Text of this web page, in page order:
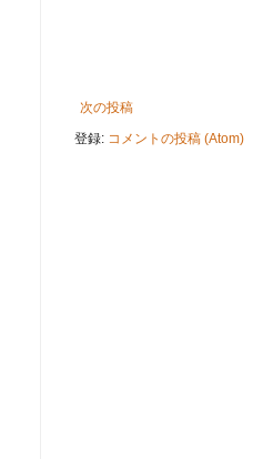
次の投稿
登録: コメントの投稿 (Atom)